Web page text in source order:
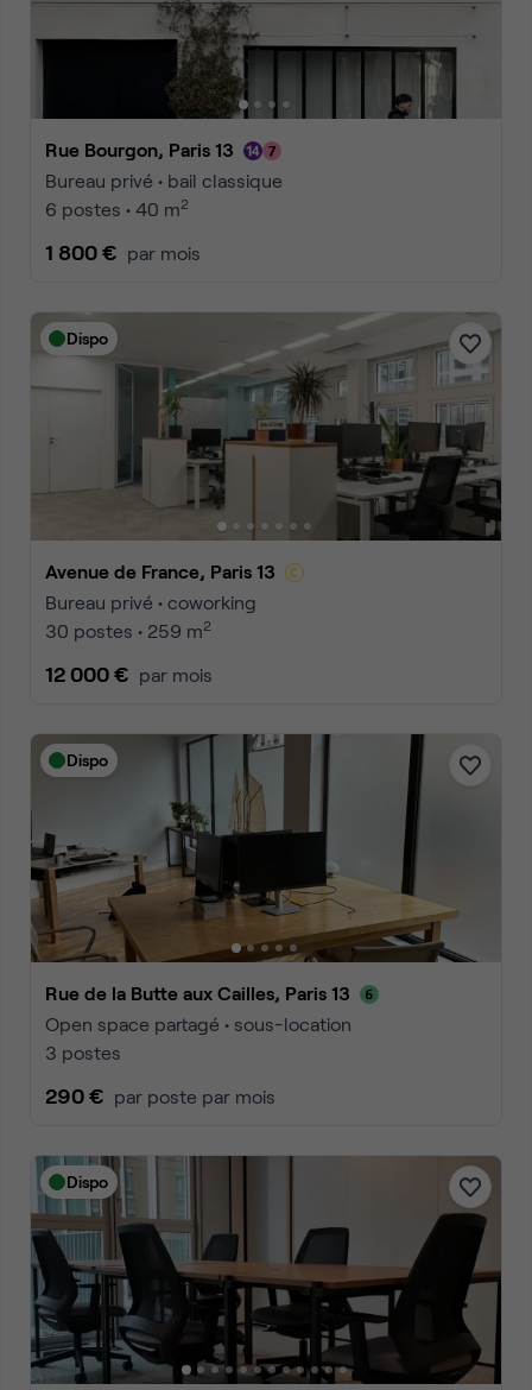
Rue Bourgon, Paris 13
Bureau privé • bail classique
6 postes • 40 m2
1 800 € par mois
Dispo
Avenue de France, Paris 13
Bureau privé • coworking
30 postes • 259 m2
12 000 € par mois
Dispo
Rue de la Butte aux Cailles, Paris 13
Open space partagé • sous-location
3 postes
290 € par poste par mois
Dispo